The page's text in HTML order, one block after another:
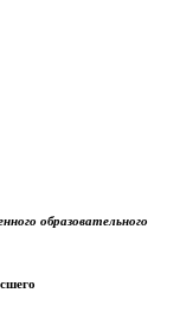
образовательного